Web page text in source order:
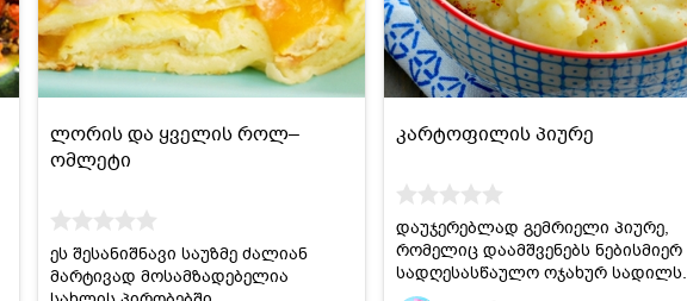
ლორის და ყველის როლ–
ომლეტი
ეს შესანიშნავი საუზმე ძალიან
მარტივად მოსამზადებელია
კარტოფილის პიურე
დაუჯერებლად გემრიელი პიურე,
რომელიც დაამშვენებს ნებისმიერ
სადღესასწაულო ოჯახურ სადილს.